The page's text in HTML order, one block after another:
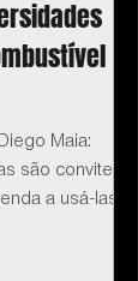
Maia:
são convite
a usá-las